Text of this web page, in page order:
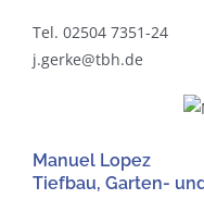
Tel. 02504 7351-24
j.gerke@tbh.de
Manuel Lopez
Tiefbau, Garten-